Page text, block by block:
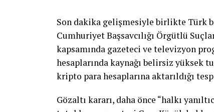
Son dakika gelişmesiyle birlikte Türk
Cumhuriyet Başsavcılığı Örgütlü
kapsamında gazeteci ve televizyon
hesaplarında kaynağı belirsiz yüksek
kripto para hesaplarına aktarıldığı
Gözaltı kararı, daha önce “halkı